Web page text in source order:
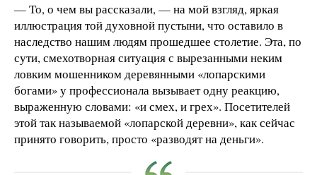
— То, о чем вы рассказали, — на мой взгляд, яркая
иллюстрация той духовной пустыни, что оставило в
наследство нашим людям прошедшее столетие. Эта, по
сути, смехотворная ситуация с вырезанными неким
ловким мошенником деревянными «лопарскими
богами» у профессионала вызывает одну реакцию,
выраженную словами: «и смех, и грех». Посетителей
этой так называемой «лопарской деревни», как сейчас
принято говорить, просто «разводят на деньги».